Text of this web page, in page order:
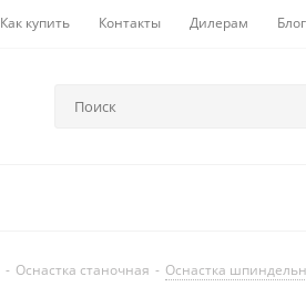
Как купить Контакты Дилерам Блог
- Оснастка станочная - Оснастка